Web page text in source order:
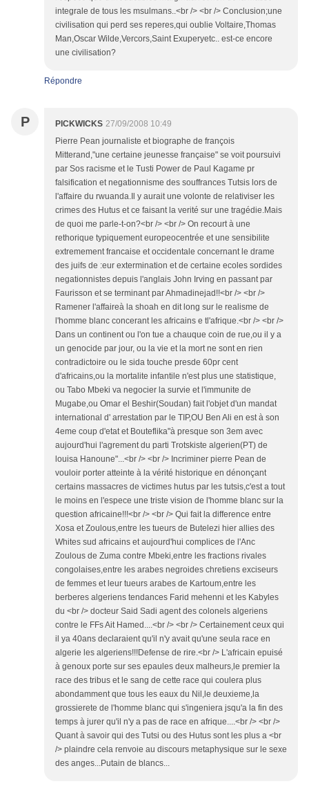
integrale de tous les msulmans..<br /> <br /> Conclusion;une
civilisation qui perd ses reperes,qui oublie Voltaire,Thomas
Man,Oscar Wilde,Vercors,Saint Exuperyetc.. est-ce encore
une civilisation?
Répondre
P PICKWICKS 27/09/2008 10:49
Pierre Pean journaliste et biographe de françois
Mitterand,"une certaine jeunesse française" se voit poursuivi
par Sos racisme et le Tusti Power de Paul Kagame pr
falsification et negationnisme des souffrances Tutsis lors de
l'affaire du rwuanda.Il y aurait une volonte de relativiser les
crimes des Hutus et ce faisant la verité sur une tragédie.Mais
de quoi me parle-t-on?<br /> <br /> On recourt à une
rethorique typiquement europeocentrée et une sensibilite
extremement francaise et occidentale concernant le drame
des juifs de :eur extermination et de certaine ecoles sordides
negationnistes depuis l'anglais John Irving en passant par
Faurisson et se terminant par Ahmadinejad!!<br /> <br />
Ramener l'affaireà la shoah en dit long sur le realisme de
l'homme blanc concerant les africains e tl'afrique.<br /> <br />
Dans un continent ou l'on tue a chauque coin de rue,ou il y a
un genocide par jour, ou la vie et la mort ne sont en rien
contradictoire ou le sida touche presde 60pr cent
d'africains,ou la mortalite infantile n'est plus une statistique,
ou Tabo Mbeki va negocier la survie et l'immunite de
Mugabe,ou Omar el Beshir(Soudan) fait l'objet d'un mandat
international d' arrestation par le TIP,OU Ben Ali en est à son
4eme coup d'etat et Bouteflika"à presque son 3em avec
aujourd'hui l'agrement du parti Trotskiste algerien(PT) de
louisa Hanoune"...<br /> <br /> Incriminer pierre Pean de
vouloir porter atteinte à la vérité historique en dénonçant
certains massacres de victimes hutus par les tutsis,c'est a tout
le moins en l'espece une triste vision de l'homme blanc sur la
question africaine!!!<br /> <br /> Qui fait la difference entre
Xosa et Zoulous,entre les tueurs de Butelezi hier allies des
Whites sud africains et aujourd'hui complices de l'Anc
Zoulous de Zuma contre Mbeki,entre les fractions rivales
congolaises,entre les arabes negroides chretiens exciseurs
de femmes et leur tueurs arabes de Kartoum,entre les
berberes algeriens tendances Farid mehenni et les Kabyles
du <br /> docteur Said Sadi agent des colonels algeriens
contre le FFs Ait Hamed....<br /> <br /> Certainement ceux qui
il ya 40ans declaraient qu'il n'y avait qu'une seula race en
algerie les algeriens!!!Defense de rire.<br /> L'africain epuisé
à genoux porte sur ses epaules deux malheurs,le premier la
race des tribus et le sang de cette race qui coulera plus
abondamment que tous les eaux du Nil,le deuxieme,la
grossierete de l'homme blanc qui s'ingeniera jsqu'a la fin des
temps à jurer qu'il n'y a pas de race en afrique....<br /> <br />
Quant à savoir qui des Tutsi ou des Hutus sont les plus a <br
/> plaindre cela renvoie au discours metaphysique sur le sexe
des anges...Putain de blancs...